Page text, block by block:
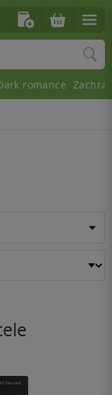
romance